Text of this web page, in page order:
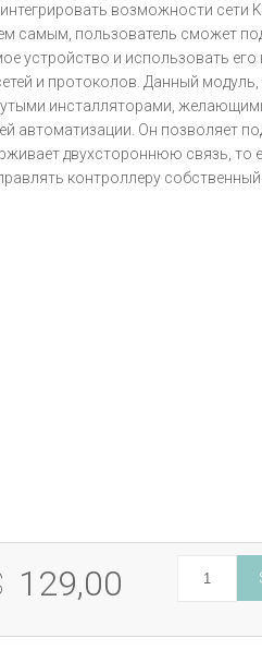
возможности сети
самым, пользователь сможет
устройство и использовать его
и протоколов. Данный модуль,
инсталляторами,
автоматизации. Он позволяет
двухстороннюю связь, то
контроллеру собственный
129,00